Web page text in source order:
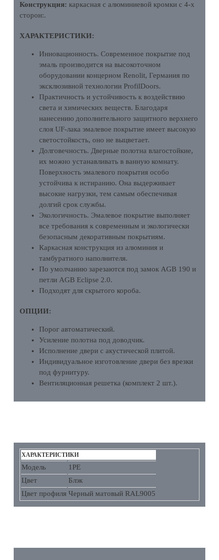
Конструкция: каркасная с алюминиевой кромки с 4-х
сторон:.
ХАРАКТЕРИСТИКИ:
Инновационность. Современное покрытие под
эмаль производится на высокоточном
оборудовании концерном Renolit, Германия по
эксклюзивной технологии ProfilDoors.
Практичность и устойчивость к воздействию
света и химических веществ. Благодаря
нанесению дополнительного защитного верхнего
слоя UF-лака эмалевое покрытие имеет высокую
светостойкость, оно не выцветает.
Долговечность. Дверные полотна влагостойкие,
их можно устанавливать в ванную комнату.
Поверхность эмалевого покрытия особо
устойчива к истиранию. Она выдерживает
высокие нагрузки, тем самым обеспечивая
долгий срок службы.
Экологичность. Эмалевое покрытие выполняет
все требования к современным и экологически
безопасным декоративным покрытиям.
Каркасная конструкция из алюминия и
тамбуратного наполнителя.
По умолчанию зарезаются под замок AGB 190 и
петли AGB Eclipse 2.0.
Подходят для скрытого короба.
ОПЦИИ:
Порог автоматический.
Усиление полотна под доводчик.
Исполнение двери с акустической плитой.
Индивидуальное изготовление двери без врезки
под фурнитуру.
Вентиляционная решетка (комплект 2 шт.).
ХАРАКТЕРИСТИКИ
Модель
1PE
Цвет
Блэк
Цвет профиля Черный матовый RAL9005